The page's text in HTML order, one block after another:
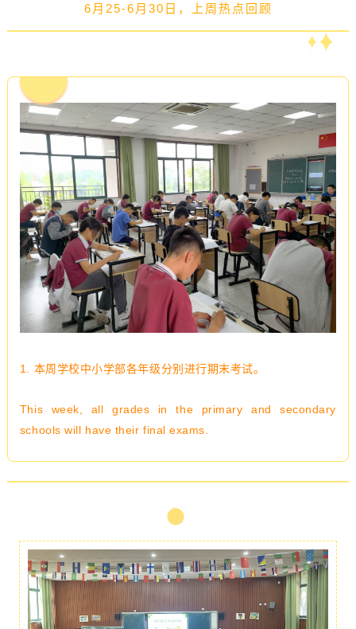
6月25-6月30日，上周热点回顾
1. 本周学校中小学部各年级分别进行期末考试。
This week, all grades in the primary and secondary
schools will have their final exams.